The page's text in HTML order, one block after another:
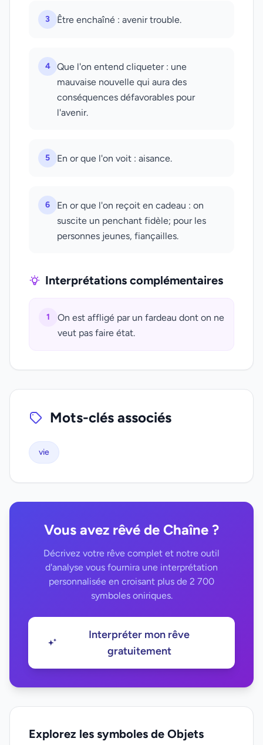
3 Être enchaîné : avenir trouble.
4
Que l'on entend cliqueter : une
mauvaise nouvelle qui aura des
conséquences défavorables pour
l'avenir.
5 En or que l'on voit : aisance.
6
En or que l'on reçoit en cadeau : on
suscite un penchant fidèle; pour les
personnes jeunes, fiançailles.
Interprétations complémentaires
1
On est affligé par un fardeau dont on ne
veut pas faire état.
Mots-clés associés
vie
Vous avez rêvé de Chaîne ?
Décrivez votre rêve complet et notre outil
d'analyse vous fournira une interprétation
personnalisée en croisant plus de 2 700
symboles oniriques.
Interpréter mon rêve
gratuitement
Explorez les symboles de Objets